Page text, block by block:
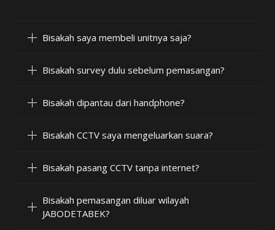
Bisakah saya membeli unitnya saja?
Bisakah survey dulu sebelum pemasangan?
Bisakah dipantau dari handphone?
Bisakah CCTV saya mengeluarkan suara?
Bisakah pasang CCTV tanpa internet?
Bisakah pemasangan diluar wilayah
JABODETABEK?